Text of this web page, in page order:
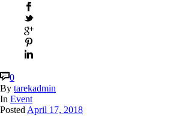
0
By tarekadmin
In Event
Posted April 17, 2018